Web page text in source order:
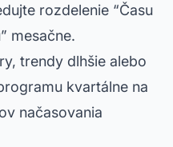
rozdelenie “Času
mesačne.
trendy dlhšie alebo
kvartálne na
načasovania